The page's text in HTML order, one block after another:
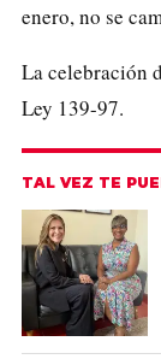
enero, no se
La celebración
Ley 139-97.
TAL VEZ TE